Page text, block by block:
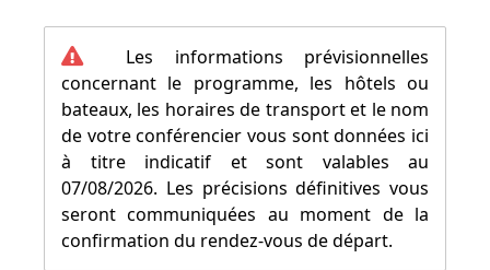
Les informations prévisionnelles
concernant le programme, les hôtels ou
bateaux, les horaires de transport et le nom
de votre conférencier vous sont données ici
à titre indicatif et sont valables au
07/08/2026. Les précisions définitives vous
seront communiquées au moment de la
confirmation du rendez-vous de départ.